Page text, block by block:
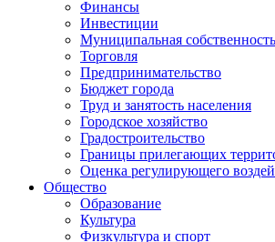
Финансы
Инвестиции
Муниципальная собственность
Торговля
Предпринимательство
Бюджет города
Труд и занятость населения
Городское хозяйство
Градостроительство
Границы прилегающих
Оценка регулирующего
Общество
Образование
Культура
Физкультура и спорт